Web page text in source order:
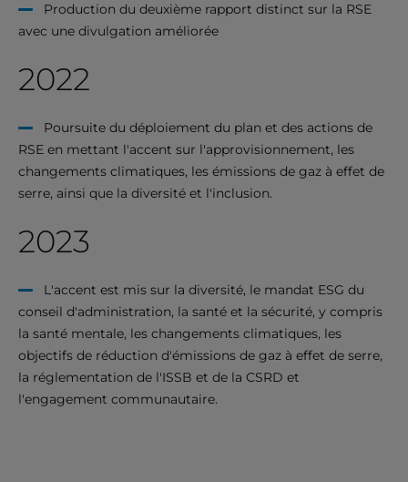
Production du deuxième rapport distinct sur la RSE
avec une divulgation améliorée
2022
Poursuite du déploiement du plan et des actions de
RSE en mettant l'accent sur l'approvisionnement, les
changements climatiques, les émissions de gaz à effet de
serre, ainsi que la diversité et l'inclusion.
2023
L'accent est mis sur la diversité, le mandat ESG du
conseil d'administration, la santé et la sécurité, y compris
la santé mentale, les changements climatiques, les
objectifs de réduction d'émissions de gaz à effet de serre,
la réglementation de l'ISSB et de la CSRD et
l'engagement communautaire.